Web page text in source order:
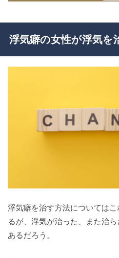
浮気癖の女性が浮気を
浮気癖を治す方法については
るが、浮気が治った、また治
あるだろう。